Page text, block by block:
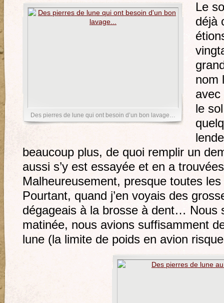
Des pierres de lune qui ont besoin d’un bon lavage…
Le
déjà
nom
le
beaucoup plus, de quoi remplir un
aussi s’y est essayée et en a
Malheureusement, presque toutes
Pourtant, quand j’en voyais des
dégageais à la brosse à dent… Nous
matinée, nous avions suffisamment
lune (la limite de poids en avion